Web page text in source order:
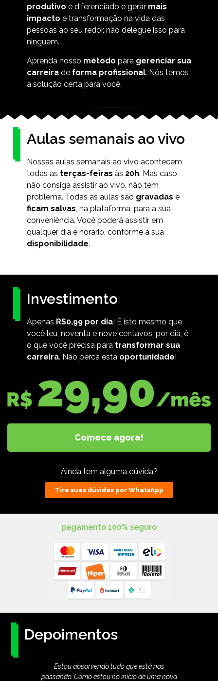
produtivo e diferenciado e gerar mais
impacto e transformação na vida das
pessoas ao seu redor, não delegue isso para
ninguém.
Aprenda nosso método para gerenciar sua
carreirade forma profissional. Nós temos
a solução certa para você.
Aulas semanais ao vivo
Nossas aulas semanais ao vivo acontecem
todas as terças-feiras às 20h. Mas caso
não consiga assistir ao vivo, não tem
problema. Todas as aulas são gravadas e
ficam salvas, na plataforma, para a sua
conveniência. Você poderá assistir em
qualquer dia e horário, conforme a sua
disponibilidade.
Investimento
Apenas R$0,99 por dia! É isto mesmo que
você leu, noventa e nove centavos, por dia, é
o que você precisa para transformar sua
carreira. Não perca esta oportunidade!
Comece agora!
Ainda tem alguma dúvida?
Tire suas dúvidas por WhatsApp
pagamento 100% seguro
Depoimentos
Estou absorvendo tudo que está nos
passando. Como estou no início de uma nova